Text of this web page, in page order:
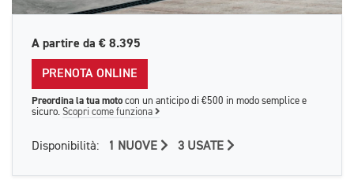
A partire da € 8.395
PRENOTA ONLINE
Preordina la tua moto con un anticipo di €500 in modo semplice e
sicuro. Scopri come funziona
Disponibilità: 1 NUOVE 3 USATE